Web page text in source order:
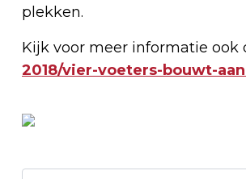
plekken.
Kijk voor meer informatie ook
2018/vier-voeters-bouwt-